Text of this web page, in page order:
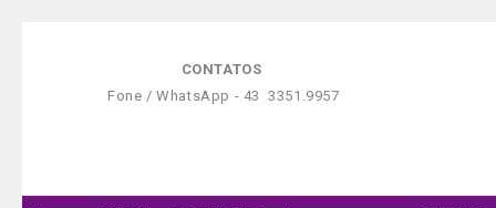
CONTATOS
Fone / WhatsApp - 43 3351.9957